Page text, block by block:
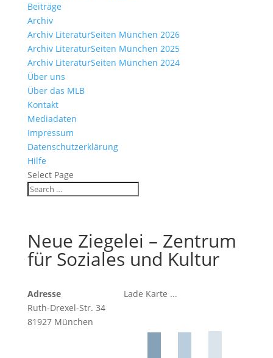
Beiträge
Archiv
Archiv LiteraturSeiten München 2026
Archiv LiteraturSeiten München 2025
Archiv LiteraturSeiten München 2024
Über uns
Über das MLB
Kontakt
Mediadaten
Impressum
Datenschutzerklärung
Hilfe
Select Page
Neue Ziegelei – Zentrum
für Soziales und Kultur
Lade Karte ...
Adresse
Ruth-Drexel-Str. 34
81927 München